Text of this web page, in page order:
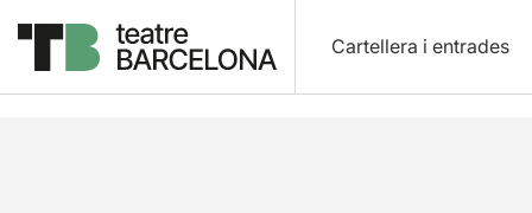
Cartellera i entrades